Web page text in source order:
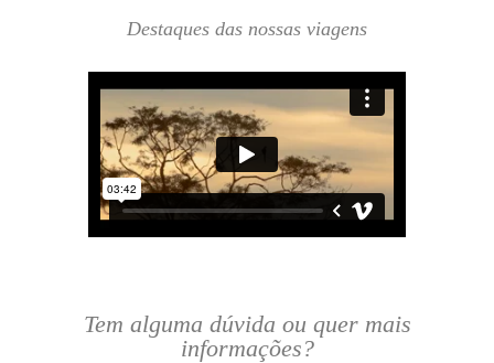
Destaques das nossas viagens
Tem alguma dúvida ou quer mais
informações?